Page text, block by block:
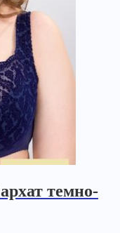
темно-